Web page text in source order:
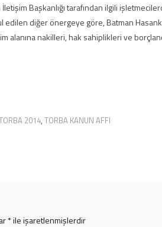
Başkanlığı tarafından ilgili
diğer önergeye göre, Batman
alanına nakilleri, hak sahiplikleri ve
2014, TORBA KANUN AFFI
*ile işaretlenmişlerdir